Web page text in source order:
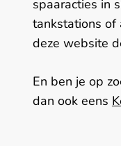
spaaracties in
tankstations of
deze website
En ben je op
dan ook eens